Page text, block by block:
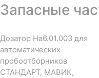
Запасные
Дозатор На6.01.003 для
автоматических
пробоотборников
СТАНДАРТ, МАВИК,